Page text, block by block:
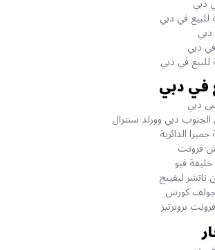
للبيع في دبي
دبي
في دبي
في دبي
دبي
دبي وورلد سنترال
الدائرية
فرونت
فيو
ناتشر ليفينج
جولف كورس
بروبرتيز